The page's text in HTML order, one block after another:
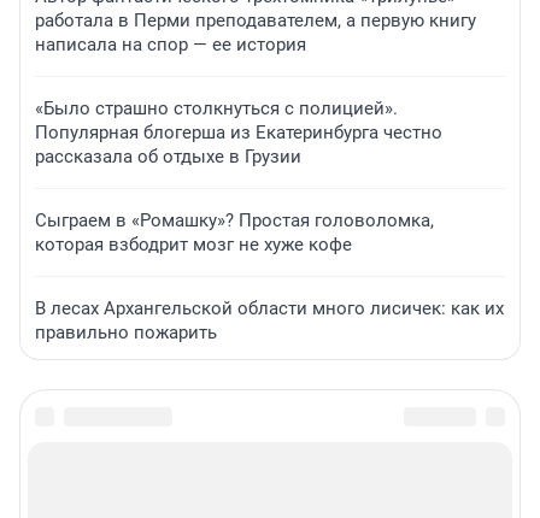
работала в Перми преподавателем, а первую книгу
написала на спор — ее история
«Было страшно столкнуться с полицией».
Популярная блогерша из Екатеринбурга честно
рассказала об отдыхе в Грузии
Сыграем в «Ромашку»? Простая головоломка,
которая взбодрит мозг не хуже кофе
В лесах Архангельской области много лисичек: как их
правильно пожарить